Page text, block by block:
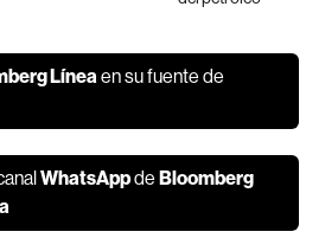
Líneaen su fuente de
WhatsAppde Bloomberg